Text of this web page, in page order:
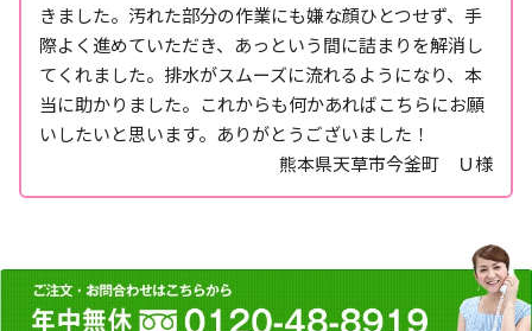
きました。汚れた部分の作業にも嫌な顔ひとつせず、手
際よく進めていただき、あっという間に詰まりを解消し
てくれました。排水がスムーズに流れるようになり、本
当に助かりました。これからも何かあればこちらにお願
いしたいと思います。ありがとうございました！
熊本県天草市今釜町 Ｕ様